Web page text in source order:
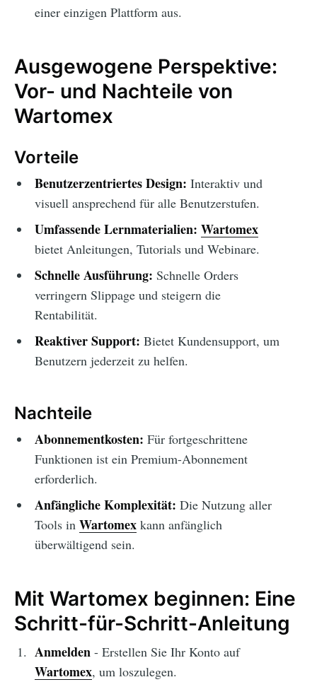
einer einzigen Plattform aus.
Ausgewogene Perspektive:
Vor- und Nachteile von
Wartomex
Vorteile
Benutzerzentriertes Design: Interaktiv und
visuell ansprechend für alle Benutzerstufen.
Umfassende Lernmaterialien: Wartomex
bietet Anleitungen, Tutorials und Webinare.
Schnelle Ausführung: Schnelle Orders
verringern Slippage und steigern die
Rentabilität.
Reaktiver Support: Bietet Kundensupport, um
Benutzern jederzeit zu helfen.
Nachteile
Abonnementkosten: Für fortgeschrittene
Funktionen ist ein Premium-Abonnement
erforderlich.
Anfängliche Komplexität: Die Nutzung aller
Tools in Wartomexkann anfänglich
überwältigend sein.
Mit Wartomex beginnen: Eine
Schritt-für-Schritt-Anleitung
Anmelden- Erstellen Sie Ihr Konto auf
Wartomex, um loszulegen.